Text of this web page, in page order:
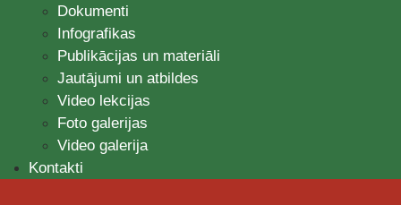
Dokumenti
Infografikas
Publikācijas un materiāli
Jautājumi un atbildes
Video lekcijas
Foto galerijas
Video galerija
Kontakti